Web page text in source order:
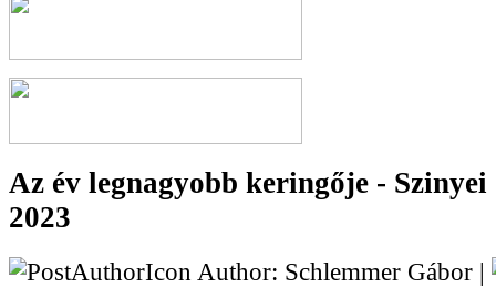
Az év legnagyobb keringője - Szinyei
2023
Author: Schlemmer Gábor |